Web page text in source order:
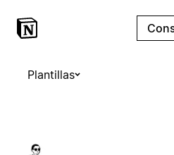
Plantillas